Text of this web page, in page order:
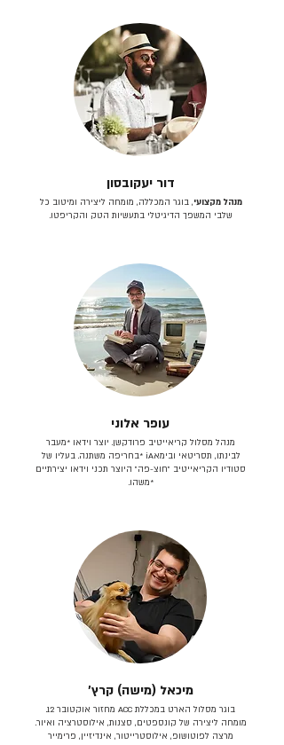
דור יעקובסון
מנהל מקצועי, בוגר המכללה, מומחה ליצירה ומיטוב כל
שלבי המשפך הדיגיטלי בתעשיות הטק והקריפטו.
עופר אלוני
מנהל מסלול קריאייטיב פרודקשן. יוצר וידאו *מעבר
לבינתו, תסריטאי וב​ימאiA‎ *בחריפה משתנה. בעליו של
סטודיו הקריאייטיב ״חוצ-פה״ היוצר תכני וידאו יצירתיים
*משהו.
מיכאל (מישה) קרץ׳
בוגר מסלול הארט במכללת ACC מחזור אוקטובר 12.
מומחה ליצירה של קונספטים, סצנות, אילוסטרציה ואיור.
מרצה לפוטושופ, אילוסטרייטור, אינדיזיין, פרימייר